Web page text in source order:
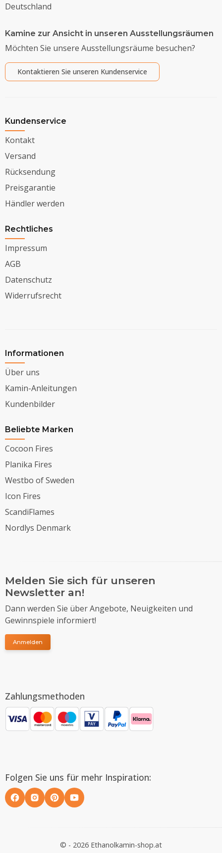
Deutschland
Kamine zur Ansicht in unseren Ausstellungsräumen
Möchten Sie unsere Ausstellungsräume besuchen?
Kontaktieren Sie unseren Kundenservice
Kundenservice
Kontakt
Versand
Rücksendung
Preisgarantie
Händler werden
Rechtliches
Impressum
AGB
Datenschutz
Widerrufsrecht
Informationen
Über uns
Kamin-Anleitungen
Kundenbilder
Beliebte Marken
Cocoon Fires
Planika Fires
Westbo of Sweden
Icon Fires
ScandiFlames
Nordlys Denmark
Melden Sie sich für unseren
Newsletter an!
Dann werden Sie über Angebote, Neuigkeiten und
Gewinnspiele informiert!
Anmelden
Zahlungsmethoden
Folgen Sie uns für mehr Inspiration:
© - 2026 Ethanolkamin-shop.at